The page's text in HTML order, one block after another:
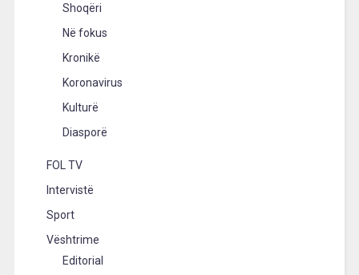
Shoqëri
Në fokus
Kronikë
Koronavirus
Kulturë
Diasporë
FOL TV
Intervistë
Sport
Vështrime
Editorial